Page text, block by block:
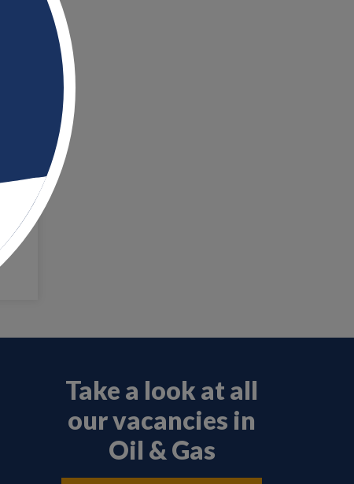
Take a look at all
our vacancies in
Oil & Gas